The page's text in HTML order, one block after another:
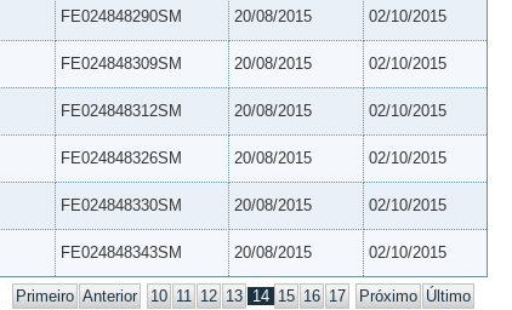
FE024848290SM 20/08/2015 02/10/2015
FE024848309SM 20/08/2015 02/10/2015
FE024848312SM 20/08/2015 02/10/2015
FE024848326SM 20/08/2015 02/10/2015
FE024848330SM 20/08/2015 02/10/2015
FE024848343SM 20/08/2015 02/10/2015
Primeiro Anterior 10 11 12 13 14 15 16 17 Próximo Último